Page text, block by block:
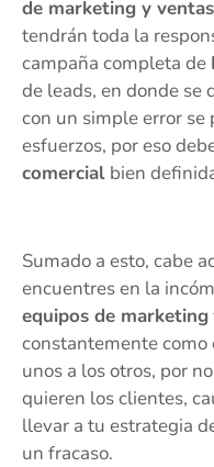
de marketing y ventas
tendrán toda la
campaña completa de
de leads, en donde se
con un simple error
esfuerzos, por eso
comercial bien
Sumado a esto, cabe
encuentres en la
equipos de marketing
constantemente como
unos a los otros, por
quieren los clientes,
llevar a tu estrategia
un fracaso.